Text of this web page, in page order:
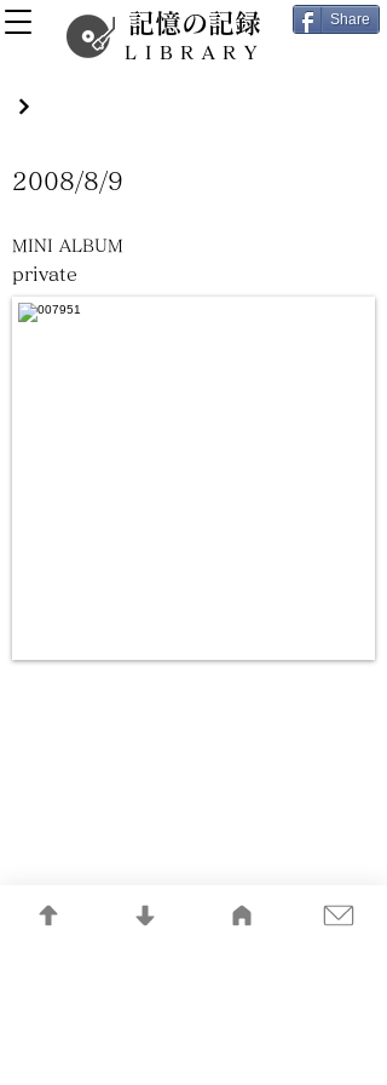
記憶の記録
LIBRARY
Share
private
2008/8/9
MINI ALBUM